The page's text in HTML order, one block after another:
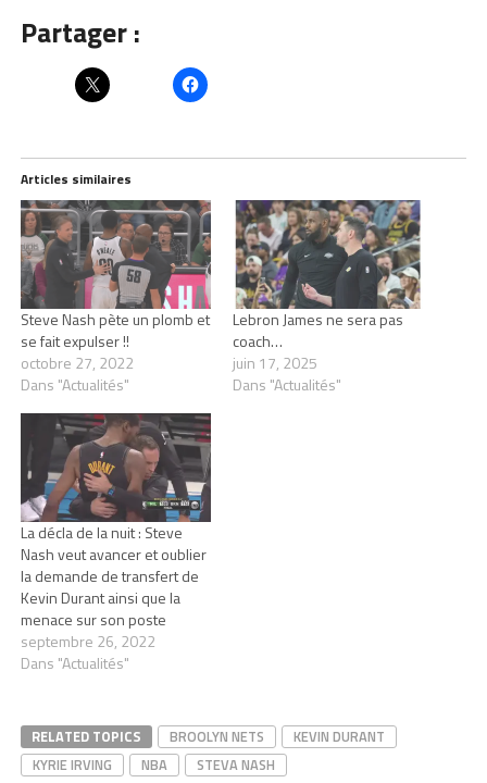
Partager :
Articles similaires
Steve Nash pète un plomb et
se fait expulser !!
octobre 27, 2022
Dans "Actualités"
Lebron James ne sera pas
coach…
juin 17, 2025
Dans "Actualités"
La décla de la nuit : Steve
Nash veut avancer et oublier
la demande de transfert de
Kevin Durant ainsi que la
menace sur son poste
septembre 26, 2022
Dans "Actualités"
RELATED TOPICS BROOLYN NETS
KEVIN DURANT
KYRIE IRVING
NBA STEVA NASH